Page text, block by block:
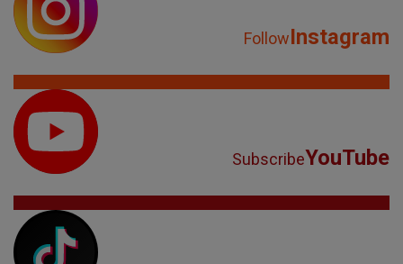
FollowInstagram
SubscribeYouTube